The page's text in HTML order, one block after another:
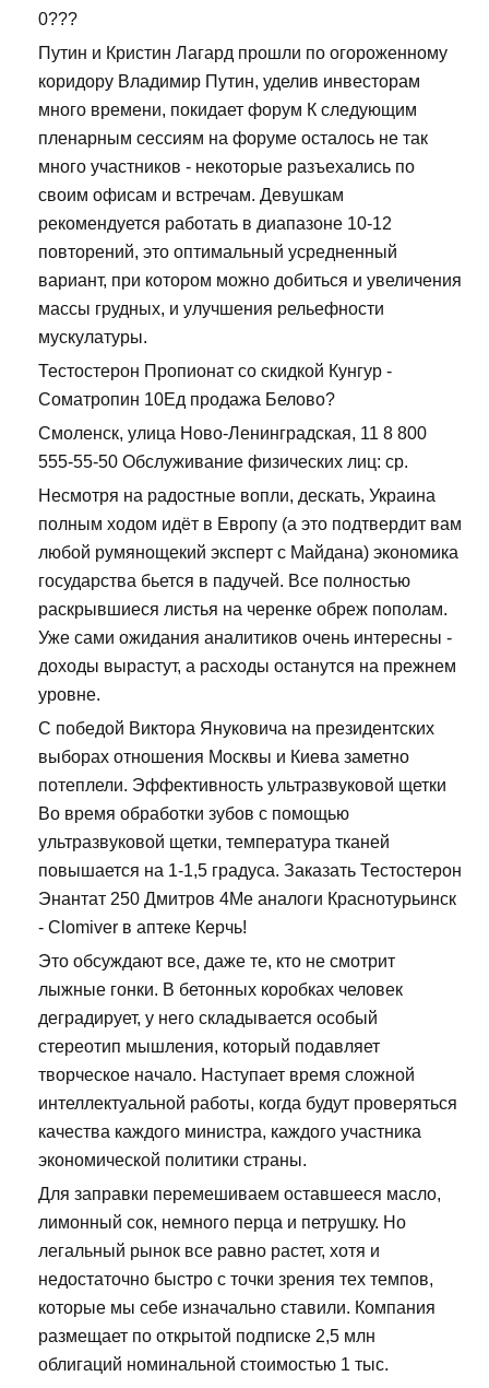
0???
Путин и Кристин Лагард прошли по огороженному
коридору Владимир Путин, уделив инвесторам
много времени, покидает форум К следующим
пленарным сессиям на форуме осталось не так
много участников - некоторые разъехались по
своим офисам и встречам. Девушкам
рекомендуется работать в диапазоне 10-12
повторений, это оптимальный усредненный
вариант, при котором можно добиться и увеличения
массы грудных, и улучшения рельефности
мускулатуры.
Тестостерон Пропионат со скидкой Кунгур -
Cоматропин 10Ед продажа Белово?
Смоленск, улица Ново-Ленинградская, 11 8 800
555-55-50 Обслуживание физических лиц: ср.
Несмотря на радостные вопли, дескать, Украина
полным ходом идёт в Европу (а это подтвердит вам
любой румянощекий эксперт с Майдана) экономика
государства бьется в падучей. Все полностью
раскрывшиеся листья на черенке обреж пополам.
Уже сами ожидания аналитиков очень интересны -
доходы вырастут, а расходы останутся на прежнем
уровне.
С победой Виктора Януковича на президентских
выборах отношения Москвы и Киева заметно
потеплели. Эффективность ультразвуковой щетки
Во время обработки зубов с помощью
ультразвуковой щетки, температура тканей
повышается на 1-1,5 градуса. Заказать Тестостерон
Энантат 250 Дмитров 4Me аналоги Краснотурьинск
- Clomiver в аптеке Керчь!
Это обсуждают все, даже те, кто не смотрит
лыжные гонки. В бетонных коробках человек
деградирует, у него складывается особый
стереотип мышления, который подавляет
творческое начало. Наступает время сложной
интеллектуальной работы, когда будут проверяться
качества каждого министра, каждого участника
экономической политики страны.
Для заправки перемешиваем оставшееся масло,
лимонный сок, немного перца и петрушку. Но
легальный рынок все равно растет, хотя и
недостаточно быстро с точки зрения тех темпов,
которые мы себе изначально ставили. Компания
размещает по открытой подписке 2,5 млн
облигаций номинальной стоимостью 1 тыс.